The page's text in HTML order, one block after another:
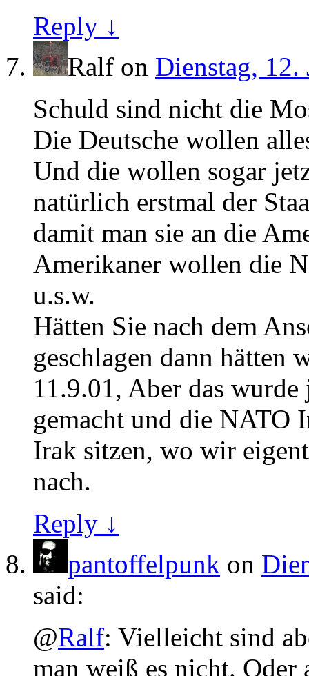
Reply ↓
Ralf on Dienstag, 12.
Schuld sind nicht die
Die Deutsche wollen
Und die wollen sogar
natürlich erstmal der
damit man sie an die
Amerikaner wollen die
u.s.w.
Hätten Sie nach dem
geschlagen dann hätten
11.9.01, Aber das
gemacht und die NATO
Irak sitzen, wo wir
nach.
Reply ↓
pantoffelpunk on
said:
@Ralf: Vielleicht sind
man weiß es nicht. Oder